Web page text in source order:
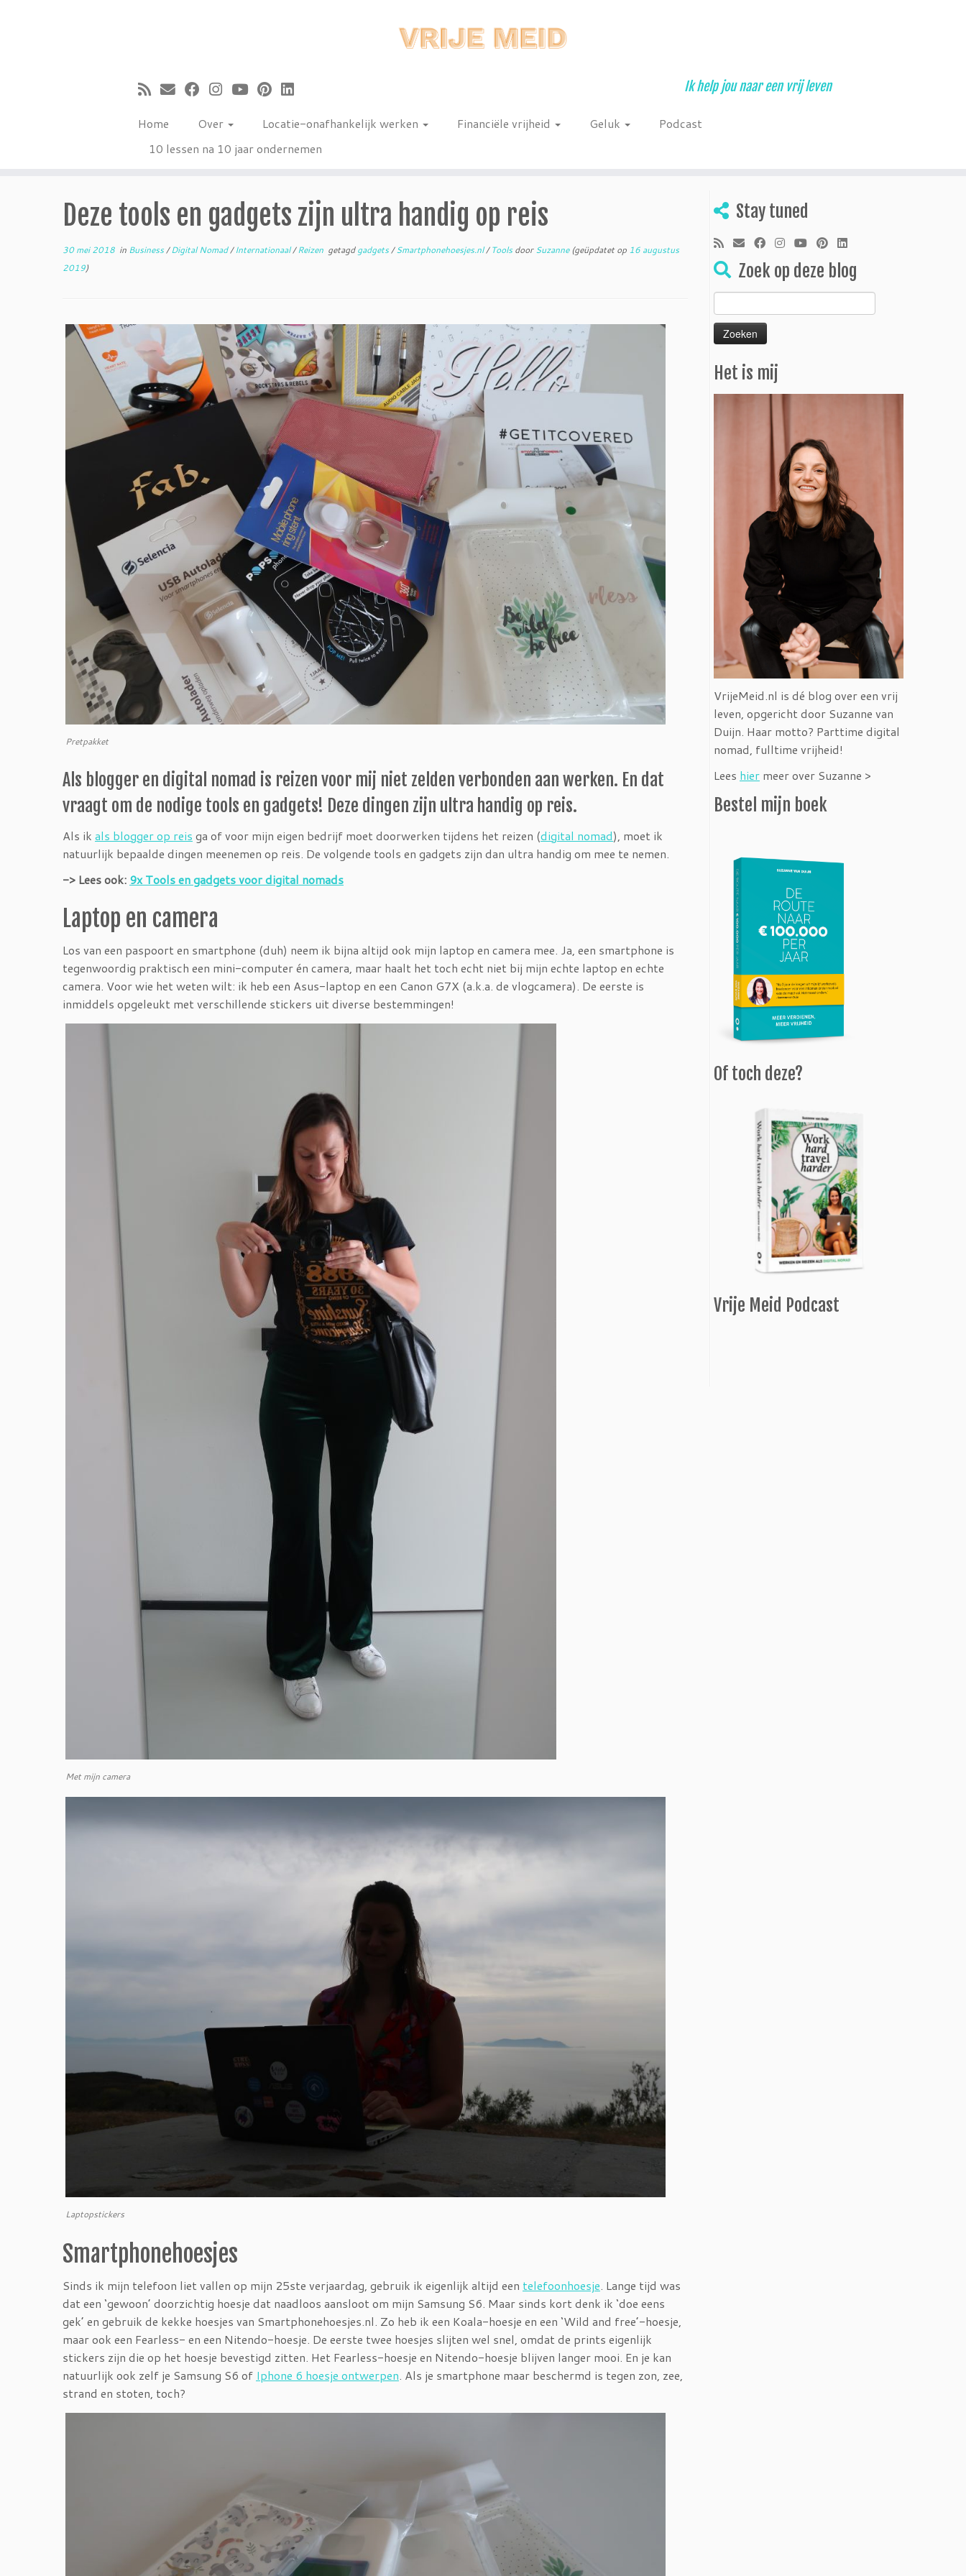
Ik help jou naar een vrij leven
Home Over Locatie-onafhankelijk werken Financiële vrijheid Geluk
Podcast
10 lessen na 10 jaar ondernemen
Deze tools en gadgets zijn ultra handig op reis
30 mei 2018 in Business/Digital Nomad/Internationaal/Reizen getagdgadgets/Smartphonehoesjes.nl/ToolsdoorSuzanne(geüpdatet op 16 augustus
2019)
Pretpakket
Als blogger en digital nomad is reizen voor mij niet zelden verbonden aan werken. En dat
vraagt om de nodige tools en gadgets! Deze dingen zijn ultra handig op reis.
Als ik als blogger op reis ga of voor mijn eigen bedrijf moet doorwerken tijdens het reizen (digital nomad), moet ik
natuurlijk bepaalde dingen meenemen op reis. De volgende tools en gadgets zijn dan ultra handig om mee te nemen.
-> Lees ook: 9x Tools en gadgets voor digital nomads
Laptop en camera
Los van een paspoort en smartphone (duh) neem ik bijna altijd ook mijn laptop en camera mee. Ja, een smartphone is
tegenwoordig praktisch een mini-computer én camera, maar haalt het toch echt niet bij mijn echte laptop en echte
camera. Voor wie het weten wilt: ik heb een Asus-laptop en een Canon G7X (a.k.a. de vlogcamera). De eerste is
inmiddels opgeleukt met verschillende stickers uit diverse bestemmingen!
Met mijn camera
Laptopstickers
Smartphonehoesjes
Sinds ik mijn telefoon liet vallen op mijn 25ste verjaardag, gebruik ik eigenlijk altijd een telefoonhoesje. Lange tijd was
dat een ‘gewoon’ doorzichtig hoesje dat naadloos aansloot om mijn Samsung S6. Maar sinds kort denk ik ‘doe eens
gek’ en gebruik de kekke hoesjes van Smartphonehoesjes.nl. Zo heb ik een Koala-hoesje en een ‘Wild and free’-hoesje,
maar ook een Fearless- en een Nitendo-hoesje. De eerste twee hoesjes slijten wel snel, omdat de prints eigenlijk
stickers zijn die op het hoesje bevestigd zitten. Het Fearless-hoesje en Nitendo-hoesje blijven langer mooi. En je kan
natuurlijk ook zelf je Samsung S6 of Iphone 6 hoesje ontwerpen. Als je smartphone maar beschermd is tegen zon, zee,
strand en stoten, toch?
Stay tuned
Zoek op deze blog
Zoeken
naar:
Het is mij
VrijeMeid.nl is dé blog over een vrij
leven, opgericht door Suzanne van
Duijn. Haar motto? Parttime digital
nomad, fulltime vrijheid!
Lees hier meer over Suzanne >
Bestel mijn boek
Of toch deze?
Vrije Meid Podcast